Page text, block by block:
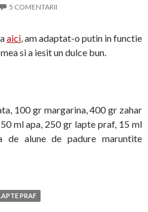
5 COMENTARII
aici, am adaptat-o putin in functie
si a iesit un dulce bun.
100 gr margarina, 400 gr zahar
ml apa, 250 gr lapte praf, 15 ml
de alune de padure maruntite
cu biscuiti
PRAF